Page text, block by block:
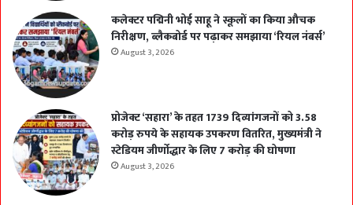
कलेक्टर पद्मिनी भोई साहू ने स्कूलों का किया औचक
निरीक्षण, ब्लैकबोर्ड पर पढ़ाकर समझाया ‘रियल नंबर्स’
August 3, 2026
प्रोजेक्ट ‘सहारा’ के तहत 1739 दिव्यांगजनों को 3.58
करोड़ रुपये के सहायक उपकरण वितरित, मुख्यमंत्री ने
स्टेडियम जीर्णोद्धार के लिए 7 करोड़ की घोषणा
August 3, 2026